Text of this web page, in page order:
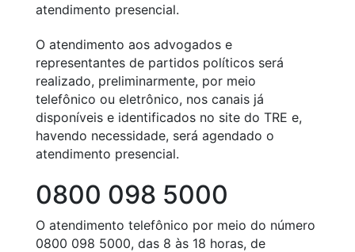
atendimento presencial.
O atendimento aos advogados e
representantes de partidos políticos será
realizado, preliminarmente, por meio
telefônico ou eletrônico, nos canais já
disponíveis e identificados no site do TRE e,
havendo necessidade, será agendado o
atendimento presencial.
0800 098 5000
O atendimento telefônico por meio do número
0800 098 5000, das 8 às 18 horas, de